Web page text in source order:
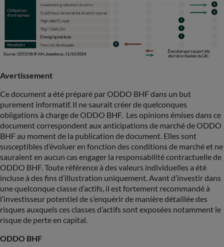
Avertissement
Ce document a été préparé par ODDO BHF dans un but
purement informatif. Il ne saurait créer de quelconques
obligations à charge de ODDO BHF. Les opinions émises dans ce
document correspondent aux anticipations de marché de ODDO
BHF au moment de la publication de document. Elles sont
susceptibles d’évoluer en fonction des conditions de marché et ne
sauraient en aucun cas engager la responsabilité contractuelle de
ODDO BHF. Toute référence à des valeurs individuelles a été
incluse à des fins d’illustration uniquement. Avant d’investir dans
une quelconque classe d’actifs, il est fortement recommandé à
l’investisseur potentiel de s’enquérir de manière détaillée des
risques auxquels ces classes d’actifs sont exposées notamment le
risque de perte en capital.
ODDO BHF